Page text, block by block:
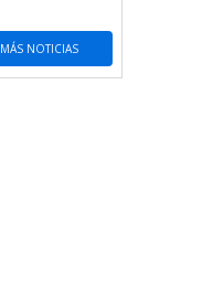
MÁS NOTICIAS